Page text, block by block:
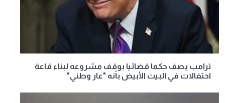
ترامب يصف حكما قضائيا بوقف مشروعه لبناء قاعة
احتفالات في البيت الأبيض بأنه "عار وطني"